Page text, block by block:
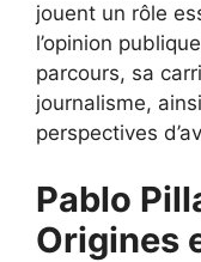
jouent un rôle
l’opinion
parcours, sa
journalisme,
perspectives
Pablo
Origines